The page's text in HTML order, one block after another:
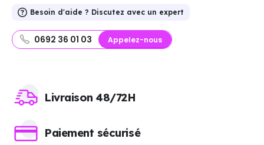
Besoin d'aide ? Discutez avec un expert
0692 36 01 03 Appelez-nous
Livraison 48/72H
Paiement sécurisé